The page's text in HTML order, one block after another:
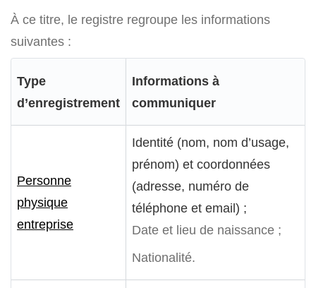
À ce titre, le registre regroupe les informations
suivantes :
Type
d’enregistrement
Informations à
communiquer
Personne
physique
entreprise
Identité (nom, nom d’usage,
prénom) et coordonnées
(adresse, numéro de
téléphone et email) ;
Date et lieu de naissance ;
Nationalité.